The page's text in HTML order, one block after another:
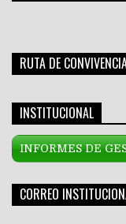
RUTA DE
INSTITUCIONAL
INFORMES DE
CORREO